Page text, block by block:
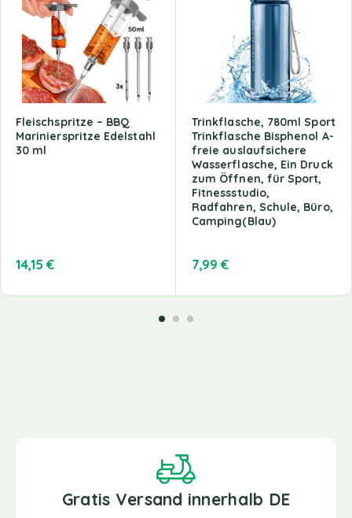
Fleischspritze – BBQ
Marinierspritze Edelstahl
30 ml
14,15 €
Trinkflasche, 780ml Sport
Trinkflasche Bisphenol A-
freie auslaufsichere
Wasserflasche, Ein Druck
zum Öffnen, für Sport,
Fitnessstudio,
Radfahren, Schule, Büro,
Camping(Blau)
7,99€
Gratis Versand innerhalb DE